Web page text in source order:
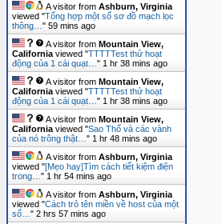
A visitor from Ashburn, Virginia
viewed "Tổng hợp một số sơ đồ mạch lọc
thông… " 59 mins ago
A visitor from Mountain View,
California viewed "TTTTTest thử hoạt
động của 1 cái quạt… " 1 hr 38 mins ago
A visitor from Mountain View,
California viewed "TTTTTest thử hoạt
động của 1 cái quạt… " 1 hr 38 mins ago
A visitor from Mountain View,
California viewed "Sao Thổ và các vành
của nó trông thật… " 1 hr 48 mins ago
A visitor from Ashburn, Virginia
viewed "[Mẹo hay]Tìm cách tiết kiệm điện
trong… " 1 hr 54 mins ago
A visitor from Ashburn, Virginia
viewed "Cách trỏ tên miền về host của một
số… " 2 hrs 57 mins ago